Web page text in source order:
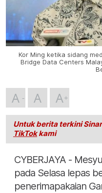
Kor Ming ketika sidang
Bridge Data Centers
A A A
Untuk berita terkini
TikTokkami
CYBERJAYA -
pada Selasa lepas
penerimapakaian